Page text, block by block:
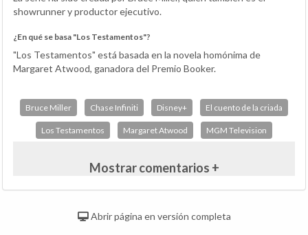
showrunner y productor ejecutivo.
¿En qué se basa "Los Testamentos"?
"Los Testamentos" está basada en la novela homónima de
Margaret Atwood, ganadora del Premio Booker.
Bruce Miller Chase Infiniti Disney+ El cuento de la criada
Los Testamentos Margaret Atwood MGM Television
Mostrar comentarios +
Abrir página en versión completa